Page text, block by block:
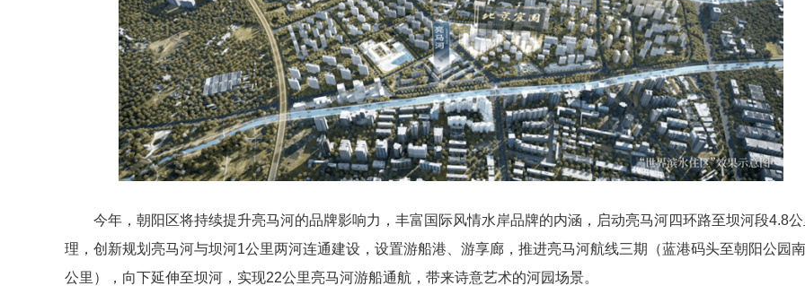
今年，朝阳区将持续提升亮马河的品牌影响力，丰富国际风情水岸品牌的内涵，启动亮马河四环路至坝河段4.8
理，创新规划亮马河与坝河1公里两河连通建设，设置游船港、游享廊，推进亮马河航线三期（蓝港码头至朝阳公园
公里），向下延伸至坝河，实现22公里亮马河游船通航，带来诗意艺术的河园场景。